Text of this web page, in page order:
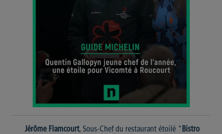
Jérôme Flamcourt, Sous-Chef du restaurant étoilé " Bistro